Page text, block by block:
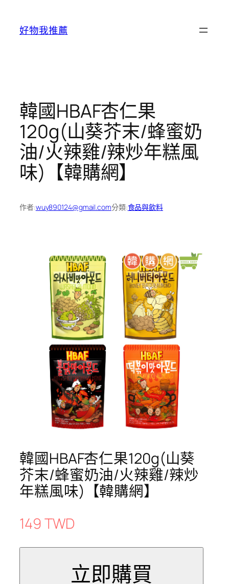
好物我推薦
韓國HBAF杏仁果
120g(山葵芥末/蜂蜜奶
油/火辣雞/辣炒年糕風
味)【韓購網】
作者:wuy890124@gmail.com分類:食品與飲料
韓國HBAF杏仁果120g(山葵
芥末/蜂蜜奶油/火辣雞/辣炒
年糕風味)【韓購網】
149 TWD